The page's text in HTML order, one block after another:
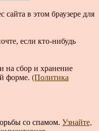
в этом браузере для
если кто-нибудь
на сбор и хранение
форме. (Политика
со спамом. Узнайте,